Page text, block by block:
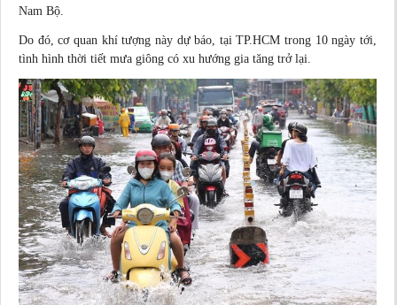
Nam Bộ.
Do đó, cơ quan khí tượng này dự báo, tại TP.HCM trong 10 ngày tới,
tình hình thời tiết mưa giông có xu hướng gia tăng trở lại.